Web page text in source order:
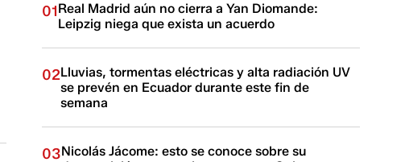
01Real Madrid aún no cierra a Yan Diomande:
Leipzig niega que exista un acuerdo
02Lluvias, tormentas eléctricas y alta radiación UV
se prevén en Ecuador durante este fin de
semana
03Nicolás Jácome: esto se conoce sobre su